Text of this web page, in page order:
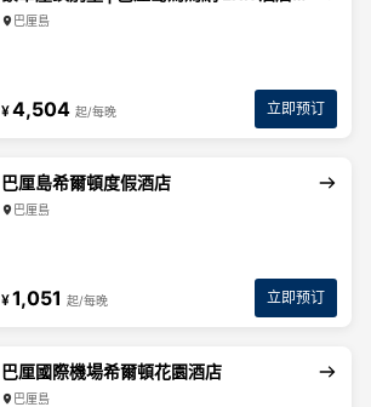
巴厘島
¥4,504 起/每晚 立即预订
巴厘島希爾頓度假酒店
巴厘島
¥1,051 起/每晚 立即预订
巴厘國際機場希爾頓花園酒店
巴厘島